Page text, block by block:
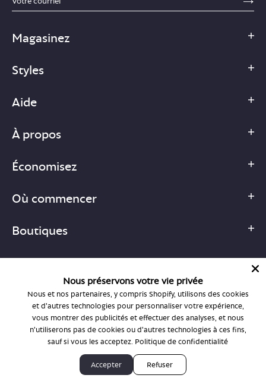
Magasinez
Styles
Aide
À propos
Économisez
Où commencer
Boutiques
1-877-755-6659
support@bonlook.com
© BonLook 2026, exploité par BonLook Optique et BonLook BC.
Dr Frédéric Marchand, optométriste.
Nous préservons votre vie privée
Nous et nos partenaires, y compris Shopify, utilisons des cookies
et d'autres technologies pour personnaliser votre expérience,
vous montrer des publicités et effectuer des analyses, et nous
n'utiliserons pas de cookies ou d'autres technologies à ces fins,
sauf si vous les acceptez. Politique de confidentialité
Accepter Refuser